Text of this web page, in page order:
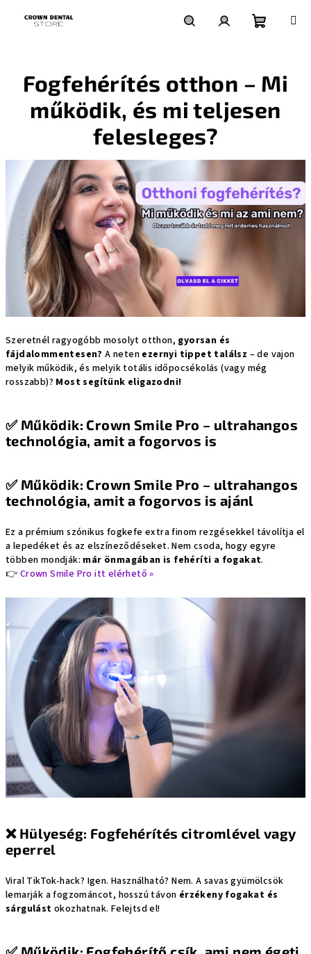
Fogfehérítés otthon – Mi
működik, és mi teljesen
felesleges?
Szeretnél ragyogóbb mosolyt otthon, gyorsan és
fájdalommentesen? A neten ezernyi tippet találsz – de vajon
melyik működik, és melyik totális időpocsékolás (vagy még
rosszabb)? Most segítünk eligazodni!
✅ Működik: Crown Smile Pro – ultrahangos
technológia, amit a fogorvos is
✅ Működik: Crown Smile Pro – ultrahangos
technológia, amit a fogorvos is ajánl
Ez a prémium szónikus fogkefe extra finom rezgésekkel távolítja el
a lepedéket és az elszíneződéseket. Nem csoda, hogy egyre
többen mondják: már önmagában is fehéríti a fogakat.
👉 Crown Smile Pro itt elérhető »
❌ Hülyeség: Fogfehérítés citromlével vagy
eperrel
Viral TikTok-hack? Igen. Használható? Nem. A savas gyümölcsök
lemarják a fogzománcot, hosszú távon érzékeny fogakat és
sárgulást okozhatnak. Felejtsd el!